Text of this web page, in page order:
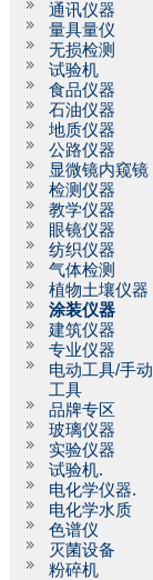
通讯仪器
量具量仪
无损检测
试验机
食品仪器
石油仪器
地质仪器
公路仪器
显微镜内窥镜
检测仪器
教学仪器
眼镜仪器
纺织仪器
气体检测
植物土壤仪器
涂装仪器
建筑仪器
专业仪器
电动工具/手动
工具
品牌专区
玻璃仪器
实验仪器
试验机.
电化学仪器.
电化学水质
色谱仪
灭菌设备
粉碎机